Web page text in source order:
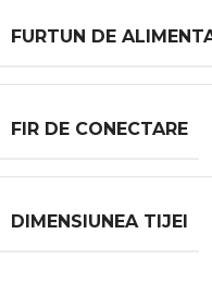
FURTUN DE
FIR DE CONECTARE
DIMENSIUNEA TIJEI